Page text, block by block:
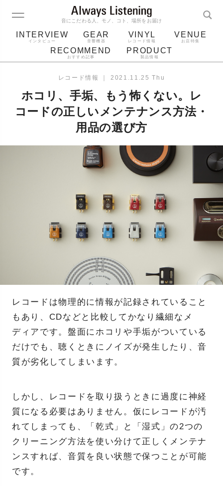
音にこだわる人、モノ、コト、場所をお届け
INTERVIEW
インタビュー
GEAR
音響機器
VINYL
レコード情報
VENUE
お店特集
RECOMMEND
おすすめ記事
PRODUCT
製品情報
ジャケット bluetooth
レコード針
レコード情報 ｜ 2021.11.25 Thu
ホコリ、手垢、もう怖くない。レ
コードの正しいメンテナンス方法・
用品の選び方
レコードは物理的に情報が記録されていること
もあり、CDなどと比較してかなり繊細なメ
ディアです。盤面にホコリや手垢がついている
だけでも、聴くときにノイズが発生したり、音
質が劣化してしまいます。
しかし、レコードを取り扱うときに過度に神経
質になる必要はありません。仮にレコードが汚
れてしまっても、「乾式」と「湿式」の2つの
クリーニング方法を使い分けて正しくメンテナ
ンスすれば、音質を良い状態で保つことが可能
です。